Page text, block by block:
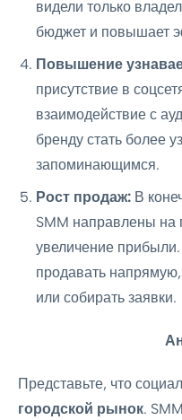
видели только
бюджет и повышает
Повышение
присутствие в
взаимодействие с
бренду стать более
запоминающимся.
Рост продаж: В
SMM направлены на
увеличение
продавать
или собирать заявки.
Представьте, что
городской рынок.